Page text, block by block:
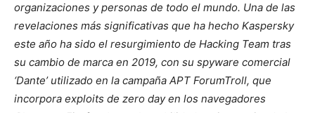
organizaciones y personas de todo el mundo. Una de las
revelaciones más significativas que ha hecho Kaspersky
este año ha sido el resurgimiento de Hacking Team tras
su cambio de marca en 2019, con su spyware comercial
‘Dante’ utilizado en la campaña APT ForumTroll, que
incorpora exploits de zero day en los navegadores